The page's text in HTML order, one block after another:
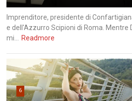
Imprenditore, presidente di
e dell'Azzurro Scipioni di Roma. Mentre
mi...
Readmore
6